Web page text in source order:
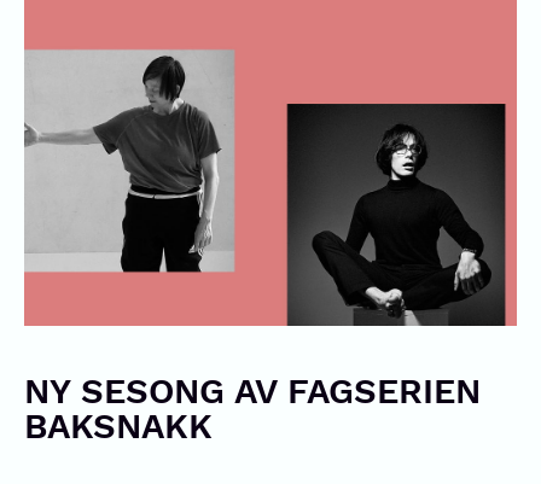
NY SESONG AV FAGSERIEN
BAKSNAKK